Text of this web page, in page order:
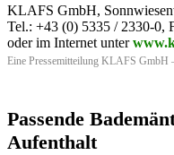
KLAFS GmbH,
Tel.: +43 (0) 5335 / 2330-0,
oder im Internet unter
Eine Pressemitteilung KLAFS GmbH
Passende
Aufenthalt